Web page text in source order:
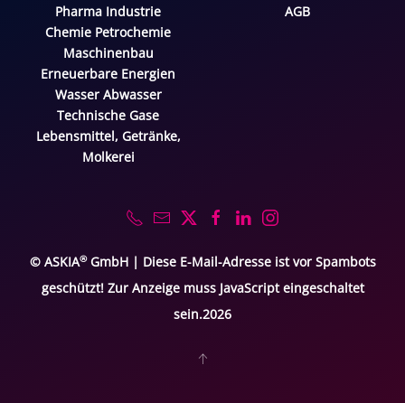
Pharma Industrie
Chemie Petrochemie
Maschinenbau
Erneuerbare Energien
Wasser Abwasser
Technische Gase
Lebensmittel, Getränke,
Molkerei
AGB
© ASKIA®GmbH | Diese E-Mail-Adresse ist vor Spambots
geschützt! Zur Anzeige muss JavaScript eingeschaltet
sein.2026